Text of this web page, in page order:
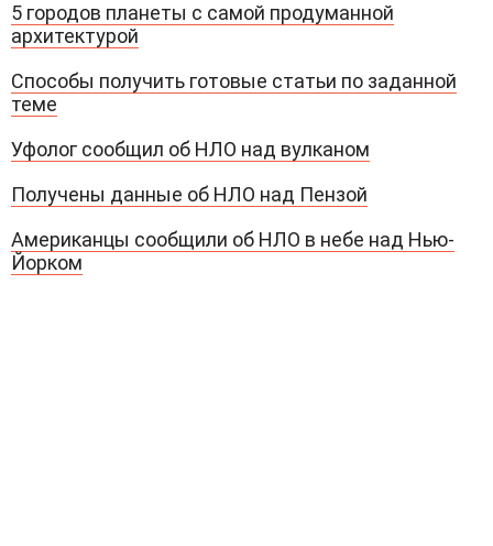
5 городов планеты с самой продуманной
архитектурой
Способы получить готовые статьи по заданной
теме
Уфолог сообщил об НЛО над вулканом
Получены данные об НЛО над Пензой
Американцы сообщили об НЛО в небе над Нью-
Йорком